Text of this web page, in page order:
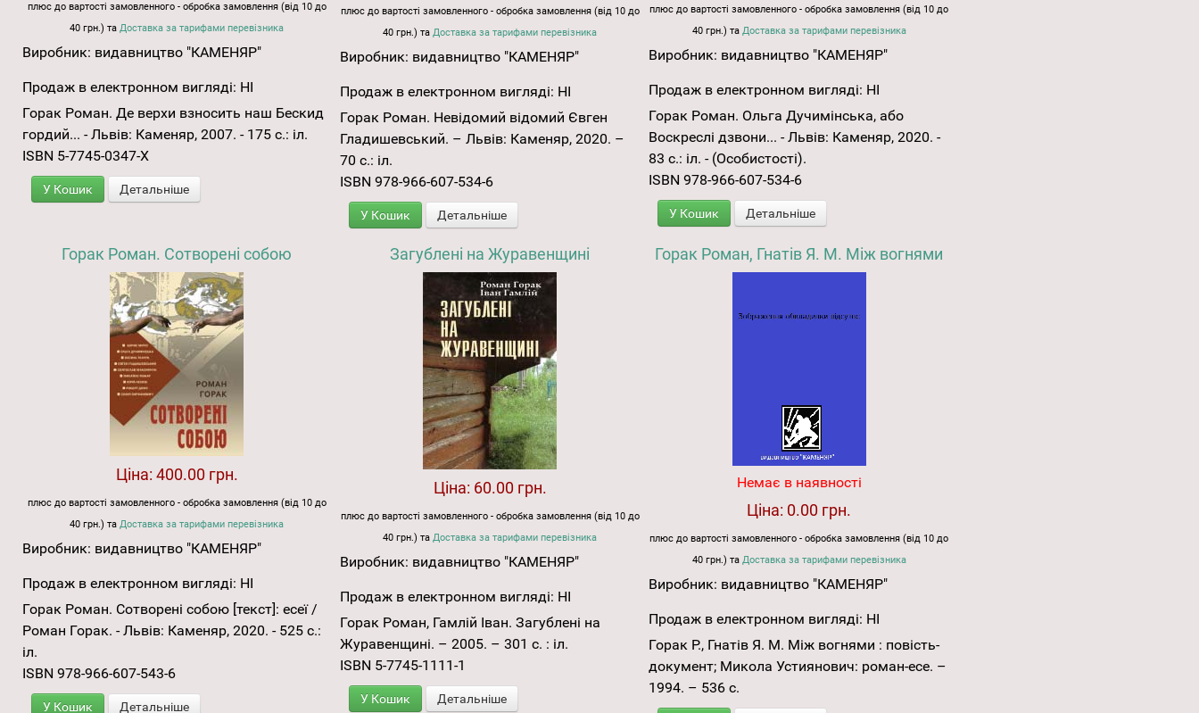
плюс до вартості замовленного - обробка замовлення (від 10 до
40 грн.) таДоставка за тарифами перевізника
Виробник: видавництво "КАМЕНЯР"
Продаж в електронном вигляді: НІ
Горак Роман. Де верхи взносить наш Бескид
гордий... - Львів: Каменяр, 2007. - 175 с.: іл.
ISBN 5-7745-0347-Х
У Кошик Детальніше
плюс до вартості замовленного - обробка замовлення (від 10 до
40 грн.) таДоставка за тарифами перевізника
Виробник: видавництво "КАМЕНЯР"
Продаж в електронном вигляді: НІ
Горак Роман. Невідомий відомий Євген
Гладишевський. – Львів: Каменяр, 2020. –
70 с.: іл.
ISBN 978-966-607-534-6
У Кошик Детальніше
плюс до вартості замовленного - обробка замовлення (від 10 до
40 грн.) та Доставка за тарифами перевізника
Виробник: видавництво "КАМЕНЯР"
Продаж в електронном вигляді: НІ
Горак Роман. Ольга Дучимінська, або
Воскреслі дзвони... - Львів: Каменяр, 2020. -
83 с.: іл. - (Особистості).
ISBN 978-966-607-534-6
У Кошик Детальніше
Горак Роман. Сотворені собою
Ціна: 400.00 грн.
плюс до вартості замовленного - обробка замовлення (від 10 до
40 грн.) таДоставка за тарифами перевізника
Виробник: видавництво "КАМЕНЯР"
Продаж в електронном вигляді: НІ
Горак Роман. Сотворені собою [текст]: есеї /
Роман Горак. - Львів: Каменяр, 2020. - 525 с.:
іл.
ISBN 978-966-607-543-6
У Кошик Детальніше
Загублені на Журавенщині
Ціна: 60.00 грн.
плюс до вартості замовленного - обробка замовлення (від 10 до
40 грн.) таДоставка за тарифами перевізника
Виробник: видавництво "КАМЕНЯР"
Продаж в електронном вигляді: НІ
Горак Роман, Гамлій Іван. Загублені на
Журавенщині. – 2005. – 301 с. : іл.
ISBN 5-7745-1111-1
У Кошик Детальніше
Горак Роман, Гнатів Я. М. Між вогнями
Немає в наявності
Ціна: 0.00 грн.
плюс до вартості замовленного - обробка замовлення (від 10 до
40 грн.) та Доставка за тарифами перевізника
Виробник: видавництво "КАМЕНЯР"
Продаж в електронном вигляді: НІ
Горак Р., Гнатів Я. М. Між вогнями : повість-
документ; Микола Устиянович: роман-есе. –
1994. – 536 с.